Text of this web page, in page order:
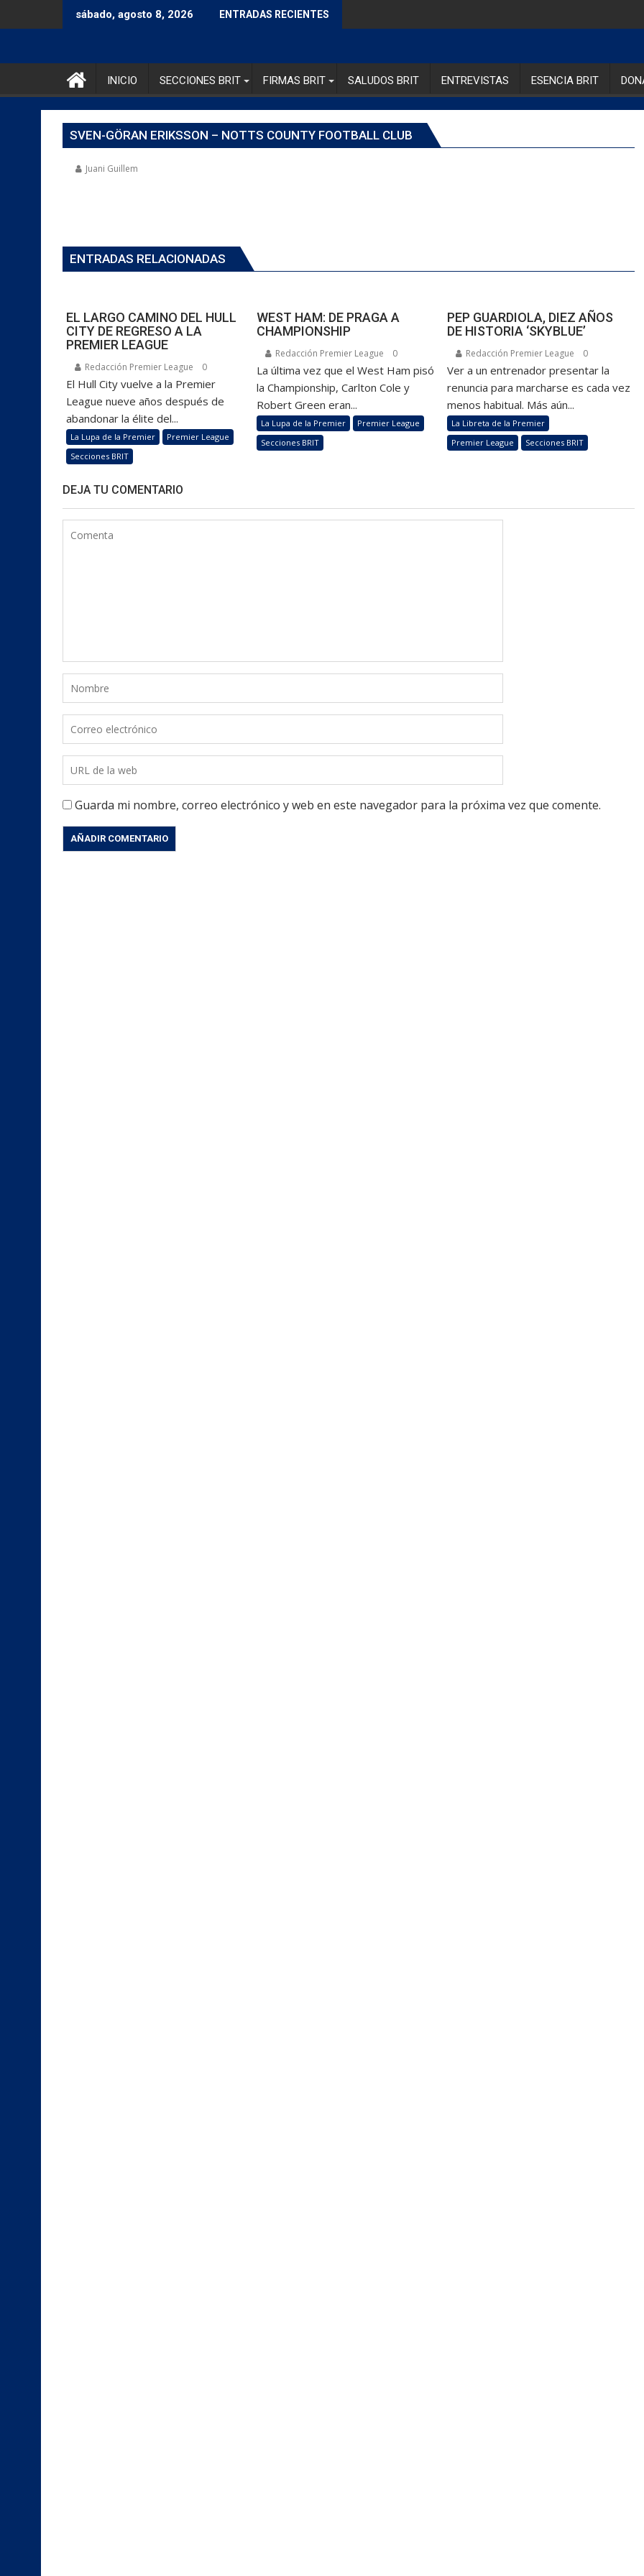
sábado, agosto 8, 2026 ENTRADAS RECIENTES
INICIO SECCIONES BRIT FIRMAS BRIT SALUDOS BRIT ENTREVISTAS ESENCIA BRIT
SVEN-GÖRAN ERIKSSON – NOTTS COUNTY FOOTBALL CLUB
Juani Guillem
ENTRADAS RELACIONADAS
EL LARGO CAMINO DEL HULL
CITY DE REGRESO A LA
PREMIER LEAGUE
Redacción Premier League 0
El Hull City vuelve a la Premier
League nueve años después de
abandonar la élite del...
La Lupa de la Premier
Premier League
Secciones BRIT
WEST HAM: DE PRAGA A
CHAMPIONSHIP
Redacción Premier League 0
La última vez que el West Ham pisó
la Championship, Carlton Cole y
Robert Green eran...
La Lupa de la Premier
Premier League
Secciones BRIT
PEP GUARDIOLA, DIEZ AÑOS
DE HISTORIA ‘SKYBLUE’
Redacción Premier League 0
Ver a un entrenador presentar la
renuncia para marcharse es cada vez
menos habitual. Más aún...
La Libreta de la Premier
Premier League
Secciones BRIT
DEJA TU COMENTARIO
Guarda mi nombre, correo electrónico y web en este navegador para la próxima vez que comente.